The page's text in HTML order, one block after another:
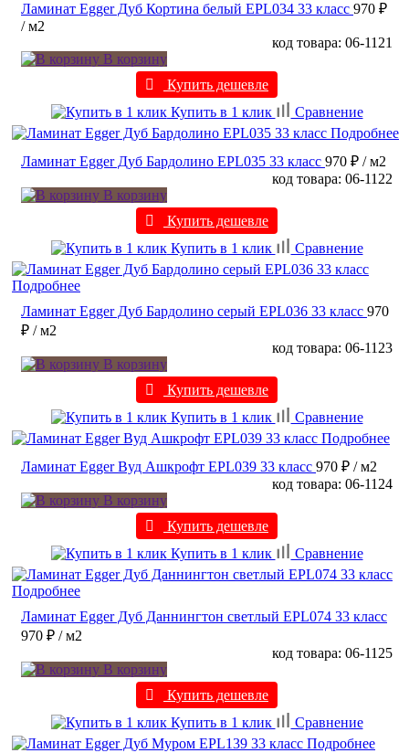
Ламинат Egger Дуб Кортина белый EPL034 33 класс 970 ₽
/ м2
код товара: 06-1121
В корзину
Купить дешевле
Купить в 1 клик
Сравнение
Подробнее
Ламинат Egger Дуб Бардолино EPL035 33 класс 970 ₽ / м2
код товара: 06-1122
В корзину
Купить дешевле
Купить в 1 клик
Сравнение
Подробнее
Ламинат Egger Дуб Бардолино серый EPL036 33 класс 970
₽ / м2
код товара: 06-1123
В корзину
Купить дешевле
Купить в 1 клик
Сравнение
Подробнее
Ламинат Egger Вуд Ашкрофт EPL039 33 класс 970 ₽ / м2
код товара: 06-1124
В корзину
Купить дешевле
Купить в 1 клик
Сравнение
Подробнее
Ламинат Egger Дуб Даннингтон светлый EPL074 33 класс
970 ₽ / м2
код товара: 06-1125
В корзину
Купить дешевле
Купить в 1 клик
Сравнение
Подробнее